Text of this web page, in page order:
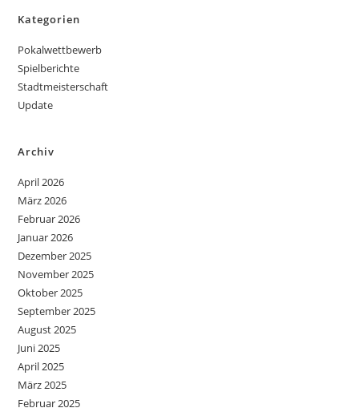
Kategorien
Pokalwettbewerb
Spielberichte
Stadtmeisterschaft
Update
Archiv
April 2026
März 2026
Februar 2026
Januar 2026
Dezember 2025
November 2025
Oktober 2025
September 2025
August 2025
Juni 2025
April 2025
März 2025
Februar 2025